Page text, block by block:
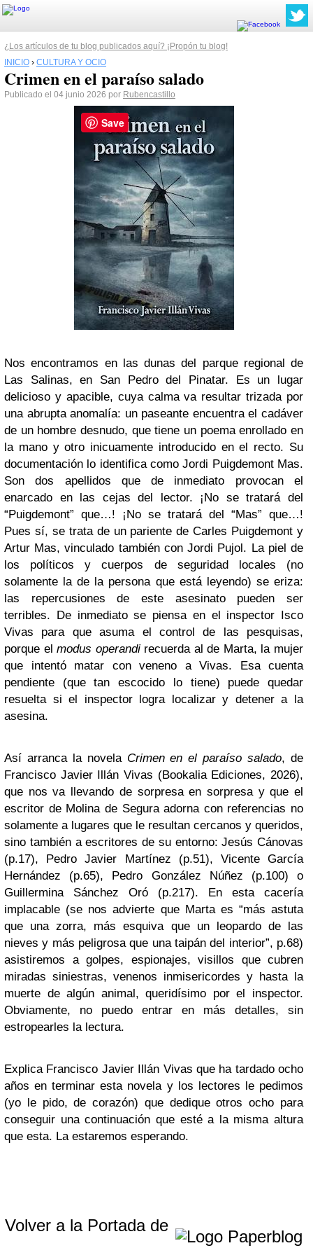
¿Los artículos de tu blog publicados aquí? ¡Propón tu blog!
INICIO › CULTURA Y OCIO
Crimen en el paraíso salado
Publicado el 04 junio 2026 por Rubencastillo
Nos encontramos en las dunas del parque regional de
Las Salinas, en San Pedro del Pinatar. Es un lugar
delicioso y apacible, cuya calma va resultar trizada por
una abrupta anomalía: un paseante encuentra el cadáver
de un hombre desnudo, que tiene un poema enrollado en
la mano y otro inicuamente introducido en el recto. Su
documentación lo identifica como Jordi Puigdemont Mas.
Son dos apellidos que de inmediato provocan el
enarcado en las cejas del lector. ¡No se tratará del
“Puigdemont” que…! ¡No se tratará del “Mas” que…!
Pues sí, se trata de un pariente de Carles Puigdemont y
Artur Mas, vinculado también con Jordi Pujol. La piel de
los políticos y cuerpos de seguridad locales (no
solamente la de la persona que está leyendo) se eriza:
las repercusiones de este asesinato pueden ser
terribles. De inmediato se piensa en el inspector Isco
Vivas para que asuma el control de las pesquisas,
porque elmodus operandirecuerda al de Marta, la mujer
que intentó matar con veneno a Vivas. Esa cuenta
pendiente (que tan escocido lo tiene) puede quedar
resuelta si el inspector logra localizar y detener a la
asesina.
Así arranca la novela Crimen en el paraíso salado, de
Francisco Javier Illán Vivas (Bookalia Ediciones, 2026),
que nos va llevando de sorpresa en sorpresa y que el
escritor de Molina de Segura adorna con referencias no
solamente a lugares que le resultan cercanos y queridos,
sino también a escritores de su entorno: Jesús Cánovas
(p.17), Pedro Javier Martínez (p.51), Vicente García
Hernández (p.65), Pedro González Núñez (p.100) o
Guillermina Sánchez Oró (p.217). En esta cacería
implacable (se nos advierte que Marta es “más astuta
que una zorra, más esquiva que un leopardo de las
nieves y más peligrosa que una taipán del interior”, p.68)
asistiremos a golpes, espionajes, visillos que cubren
miradas siniestras, venenos inmisericordes y hasta la
muerte de algún animal, queridísimo por el inspector.
Obviamente, no puedo entrar en más detalles, sin
estropearles la lectura.
Explica Francisco Javier Illán Vivas que ha tardado ocho
años en terminar esta novela y los lectores le pedimos
(yo le pido, de corazón) que dedique otros ocho para
conseguir una continuación que esté a la misma altura
que esta. La estaremos esperando.
Volver a la Portada de
Save